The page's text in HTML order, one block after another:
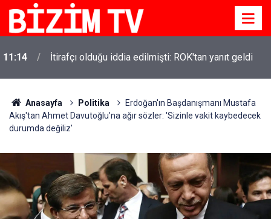
11:14 İtirafçı olduğu iddia edilmişti: ROK'tan yanıt geldi
Anasayfa Politika
Erdoğan'ın Başdanışmanı Mustafa
Akış'tan Ahmet Davutoğlu'na ağır sözler: 'Sizinle vakit kaybedecek
durumda değiliz'